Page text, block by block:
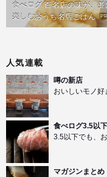
食べログ 百名店の味が、
楽しむおうち名店ごはん
人気連載
噂の新店
おいしいモノ
食べログ3.5以
3.5以下でも、
マガジンまとめ